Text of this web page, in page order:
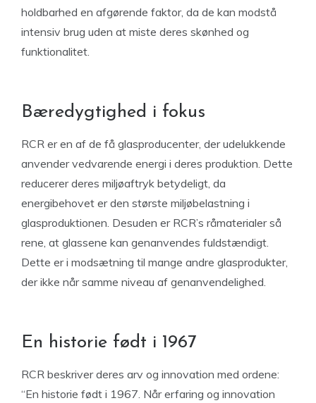
holdbarhed en afgørende faktor, da de kan modstå
intensiv brug uden at miste deres skønhed og
funktionalitet.
Bæredygtighed i fokus
RCR er en af de få glasproducenter, der udelukkende
anvender vedvarende energi i deres produktion. Dette
reducerer deres miljøaftryk betydeligt, da
energibehovet er den største miljøbelastning i
glasproduktionen. Desuden er RCR’s råmaterialer så
rene, at glassene kan genanvendes fuldstændigt.
Dette er i modsætning til mange andre glasprodukter,
der ikke når samme niveau af genanvendelighed.
En historie født i 1967
RCR beskriver deres arv og innovation med ordene:
“En historie født i 1967. Når erfaring og innovation